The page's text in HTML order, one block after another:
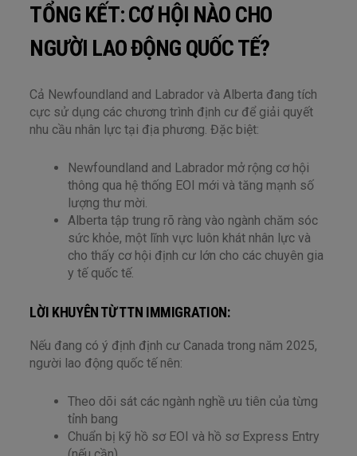
TỔNG KẾT: CƠ HỘI NÀO CHO
NGƯỜI LAO ĐỘNG QUỐC TẾ?
Cả Newfoundland and Labrador và Alberta đang tích
cực sử dụng các chương trình định cư để giải quyết
nhu cầu nhân lực tại địa phương. Đặc biệt:
Newfoundland and Labrador mở rộng cơ hội
thông qua hệ thống EOI mới và tăng mạnh số
lượng thư mời.
Alberta tập trung rõ ràng vào ngành chăm sóc
sức khỏe, một lĩnh vực luôn khát nhân lực và
cho thấy cơ hội định cư lớn cho các chuyên gia
y tế quốc tế.
LỜI KHUYÊN TỪ TTN IMMIGRATION:
Nếu đang có ý định định cư Canada trong năm 2025,
người lao động quốc tế nên:
Theo dõi sát các ngành nghề ưu tiên của từng
tỉnh bang
Chuẩn bị kỹ hồ sơ EOI và hồ sơ Express Entry